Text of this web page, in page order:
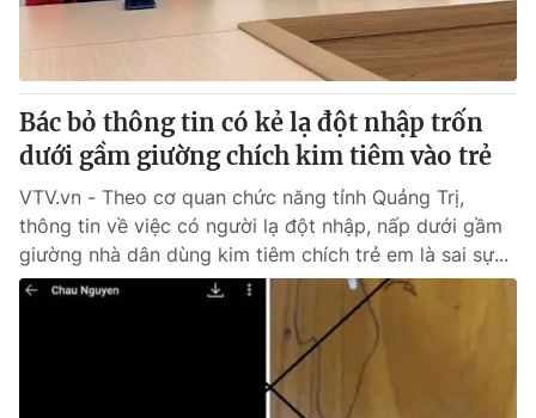
Bác bỏ thông tin có kẻ lạ đột nhập trốn
dưới gầm giường chích kim tiêm vào trẻ
VTV.vn - Theo cơ quan chức năng tỉnh Quảng Trị,
thông tin về việc có người lạ đột nhập, nấp dưới gầm
giường nhà dân dùng kim tiêm chích trẻ em là sai sự...